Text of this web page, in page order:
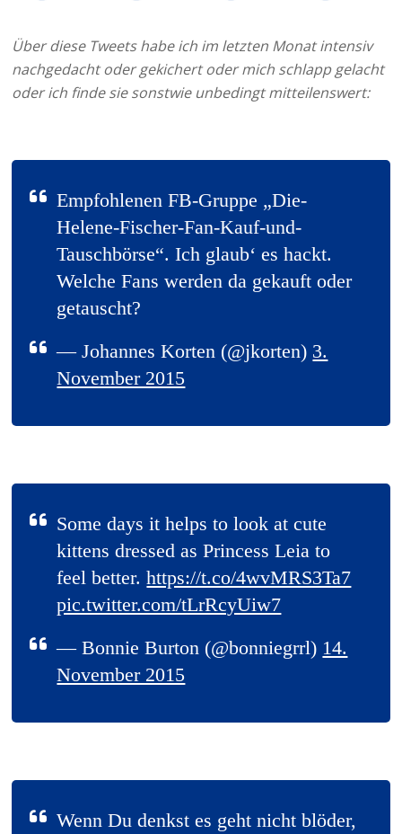
Über diese Tweets habe ich im letzten Monat intensiv
nachgedacht oder gekichert oder mich schlapp gelacht
oder ich finde sie sonstwie unbedingt mitteilenswert:
Empfohlenen FB-Gruppe „Die-
Helene-Fischer-Fan-Kauf-und-
Tauschbörse“. Ich glaub‘ es hackt.
Welche Fans werden da gekauft oder
getauscht?
— Johannes Korten (@jkorten) 3.
November 2015
Some days it helps to look at cute
kittens dressed as Princess Leia to
feel better.https://t.co/4wvMRS3Ta7
pic.twitter.com/tLrRcyUiw7
— Bonnie Burton (@bonniegrrl) 14.
November 2015
Wenn Du denkst es geht nicht blöder,